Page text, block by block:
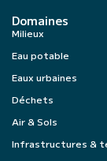
Domaines
Milieux
Eau potable
Eaux urbaines
Déchets
Air & Sols
Infrastructures &